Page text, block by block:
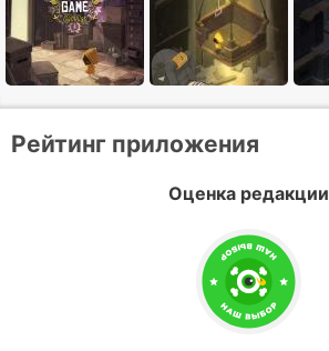
Рейтинг приложения
Оценка редакции